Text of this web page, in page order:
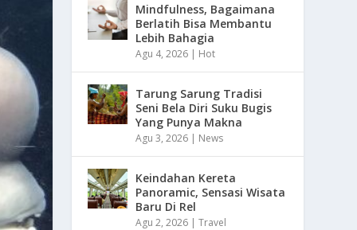
Mindfulness, Bagaimana
Berlatih Bisa Membantu
Lebih Bahagia
Agu 4, 2026 | Hot
Tarung Sarung Tradisi
Seni Bela Diri Suku Bugis
Yang Punya Makna
Agu 3, 2026 | News
Keindahan Kereta
Panoramic, Sensasi Wisata
Baru Di Rel
Agu 2, 2026 |Travel